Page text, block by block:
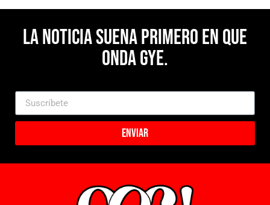
La noticia suena primero en Que
Onda Gye.
Enviar